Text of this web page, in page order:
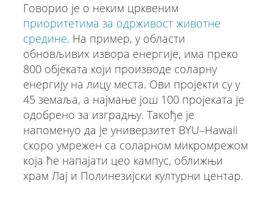
Говорио је о неким црквеним
приоритетима за одрживост животне
средине. На пример, у области
обновљивих извора енергије, има преко
800 објеката који производе соларну
енергију на лицу места. Ови пројекти су у
45 земаља, а најмање још 100 пројеката је
одобрено за изградњу. Такође је
напоменуо да је универзитет BYU–Hawaii
скоро умрежен са соларном микромрежом
која ће напајати цео кампус, оближњи
храм Лај и Полинезијски културни центар.